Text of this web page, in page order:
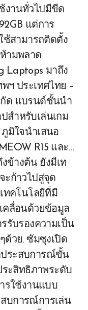
งานทั่วไปมีขีด
แต่การ
ช้สามารถติดตั้ง
ามพลาด
Laptops มาถึง
ฯ ประเทศไทย –
กัด แบรนด์ชั้นนำ
สำหรับเล่นเกม
มิใจนำเสนอ
R15 และ…
ข้างต้น ยังมีเท
ะก้าวไปสู่จุด
ทคโนโลยีที่มี
คลื่อนด้วยข้อมูล
รับรองความเป็น
ด้วย. ซัมซุงเปิด
ประสบการณ์ขั้น
ระสิทธิภาพระดับ
รใช้งานแบบ
สบการณ์การเล่น